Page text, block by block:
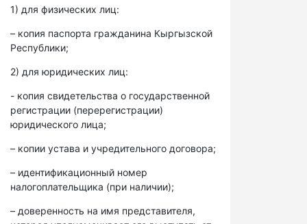
1) для физических лиц:
– копия паспорта гражданина Кыргызской
Республики;
2) для юридических лиц:
- копия свидетельства о государственной
регистрации (перерегистрации)
юридического лица;
– копии устава и учредительного договора;
– идентификационный номер
налогоплательщика (при наличии);
– доверенность на имя представителя,